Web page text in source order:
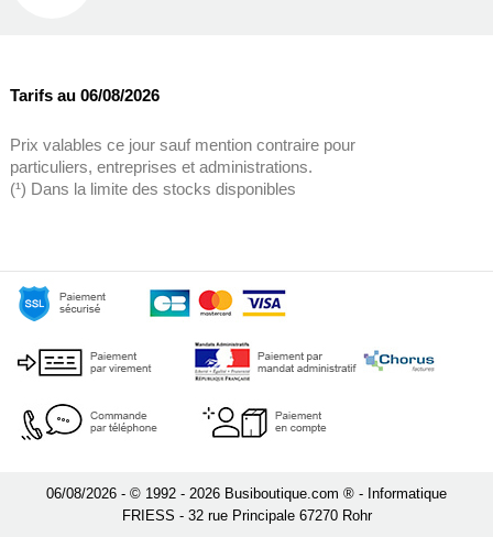
Tarifs au 06/08/2026
Prix valables ce jour sauf mention contraire pour
particuliers, entreprises et administrations.
(¹) Dans la limite des stocks disponibles
06/08/2026 - © 1992 - 2026 Busiboutique.com ® - Informatique
FRIESS - 32 rue Principale 67270 Rohr